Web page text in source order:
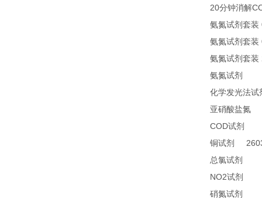
20分钟消解
氨氮试剂套装
氨氮试剂套装
氨氮试剂套装
氨氮试剂
化学发光法试
亚硝酸盐氮
COD试剂
铜试剂
总氯试剂
NO2试剂
硝氮试剂